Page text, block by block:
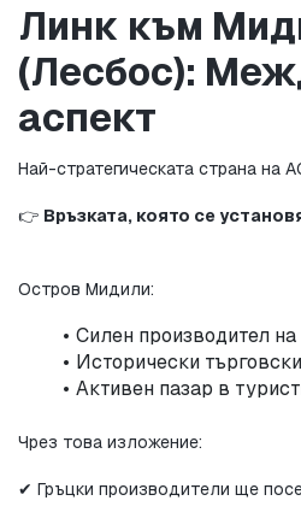
Линк към
(Лесбос):
аспект
Най-стратегическата страна на
👉 Връзката, която се
Остров Мидили:
Силен производител на
Исторически
Активен пазар в
Чрез това изложение:
✔ Гръцки производители ще